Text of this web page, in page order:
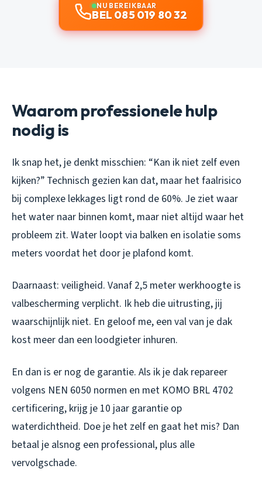
NU BEREIKBAAR
BEL 085 019 80 32
Waarom professionele hulp
nodig is
Ik snap het, je denkt misschien: “Kan ik niet zelf even
kijken?” Technisch gezien kan dat, maar het faalrisico
bij complexe lekkages ligt rond de 60%. Je ziet waar
het water naar binnen komt, maar niet altijd waar het
probleem zit. Water loopt via balken en isolatie soms
meters voordat het door je plafond komt.
Daarnaast: veiligheid. Vanaf 2,5 meter werkhoogte is
valbescherming verplicht. Ik heb die uitrusting, jij
waarschijnlijk niet. En geloof me, een val van je dak
kost meer dan een loodgieter inhuren.
En dan is er nog de garantie. Als ik je dak repareer
volgens NEN 6050 normen en met KOMO BRL 4702
certificering, krijg je 10 jaar garantie op
waterdichtheid. Doe je het zelf en gaat het mis? Dan
betaal je alsnog een professional, plus alle
vervolgschade.